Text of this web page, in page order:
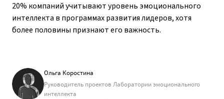
20% компаний учитывают уровень эмоционального
интеллекта в программах развития лидеров, хотя
более половины признают его важность.
Ольга Коростина
Руководитель проектов Лаборатории эмоционального
интеллекта